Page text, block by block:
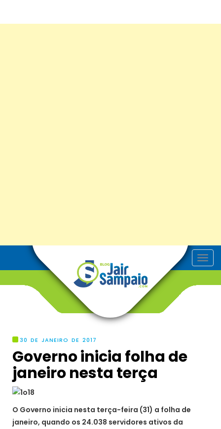
T
o
30 DE JANEIRO DE 2017
Governo inicia folha de
janeiro nesta terça
O Governo inicia nesta terça-feira (31) a folha de
janeiro, quando os 24.038 servidores ativos da